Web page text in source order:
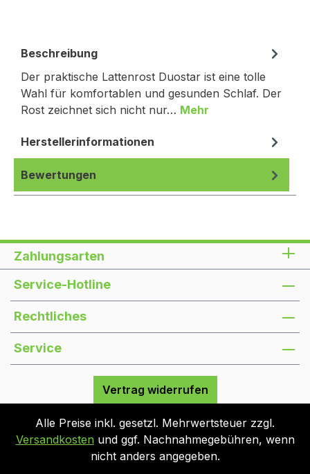
Beschreibung
Der praktische Lattenrost Duostar ist eine tolle
Wahl für komfortablen und gesunden Schlaf. Der
Rost zeichnet sich nicht nur… Mehr
Herstellerinformationen
Bewertungen
Zahlungsarten
Service-Hotline
Rechtliches
Service
Vertrag widerrufen
Alle Preise inkl. gesetzl. Mehrwertsteuer zzgl.
Versandkosten und ggf. Nachnahmegebühren, wenn
nicht anders angegeben.